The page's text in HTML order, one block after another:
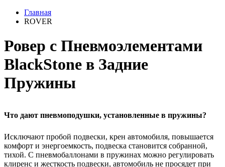
Главная
ROVER
Ровер с Пневмоэлементами
BlackStone в Задние
Пружины
Что дают пневмоподушки, установленные в пружины?
Исключают пробой подвески, крен автомобиля, повышается
комфорт и энергоемкость, подвеска становится собранной,
тихой. С пневмобаллонами в пружинах можно регулировать
клиренс и жесткость подвески, автомобиль не просядет при